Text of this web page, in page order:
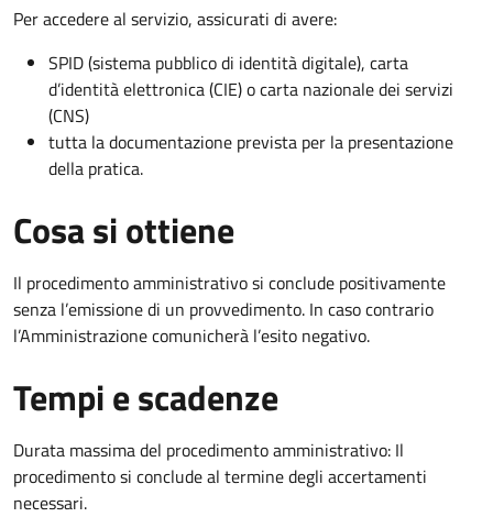
Per accedere al servizio, assicurati di avere:
SPID (sistema pubblico di identità digitale), carta
d’identità elettronica (CIE) o carta nazionale dei servizi
(CNS)
tutta la documentazione prevista per la presentazione
della pratica.
Cosa si ottiene
Il procedimento amministrativo si conclude positivamente
senza l’emissione di un provvedimento. In caso contrario
l’Amministrazione comunicherà l’esito negativo.
Tempi e scadenze
Durata massima del procedimento amministrativo: Il
procedimento si conclude al termine degli accertamenti
necessari.